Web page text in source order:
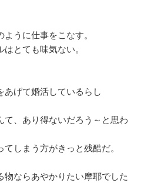
うに仕事をこなす。
とても味気ない。
あげて婚活しているらし
て、あり得ないだろう～と思わ
しまう方がきっと残酷だ。
物ならあやかりたい摩耶でした